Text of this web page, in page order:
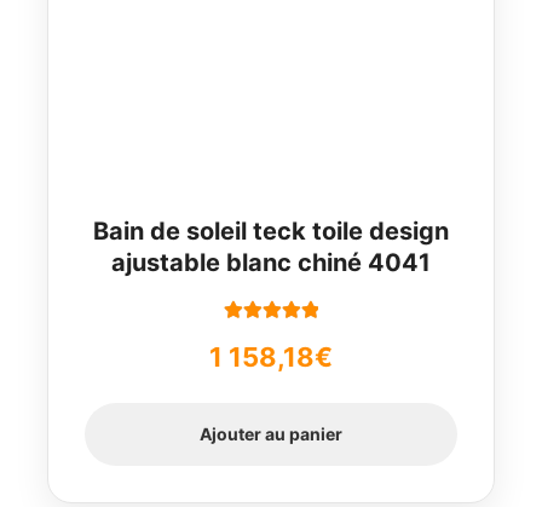
Bain de soleil teck toile design
ajustable blanc chiné 4041
5
1 158,18€
Ajouter au panier